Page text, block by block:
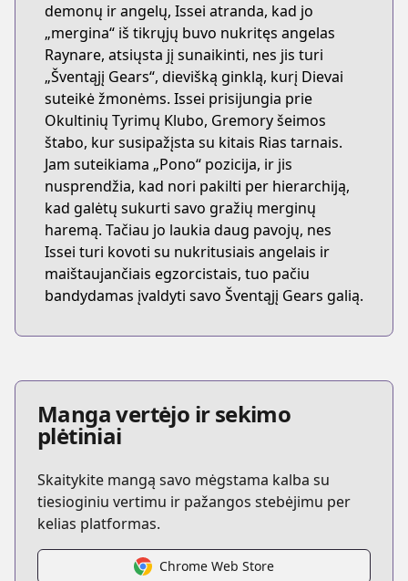
demonų ir angelų, Issei atranda, kad jo
„mergina“ iš tikrųjų buvo nukritęs angelas
Raynare, atsiųsta jį sunaikinti, nes jis turi
„Šventąjį Gears“, dievišką ginklą, kurį Dievai
suteikė žmonėms. Issei prisijungia prie
Okultinių Tyrimų Klubo, Gremory šeimos
štabo, kur susipažįsta su kitais Rias tarnais.
Jam suteikiama „Pono“ pozicija, ir jis
nusprendžia, kad nori pakilti per hierarchiją,
kad galėtų sukurti savo gražių merginų
haremą. Tačiau jo laukia daug pavojų, nes
Issei turi kovoti su nukritusiais angelais ir
maištaujančiais egzorcistais, tuo pačiu
bandydamas įvaldyti savo Šventąjį Gears galią.
Manga vertėjo ir sekimo
plėtiniai
Skaitykite mangą savo mėgstama kalba su
tiesioginiu vertimu ir pažangos stebėjimu per
kelias platformas.
Chrome Web Store